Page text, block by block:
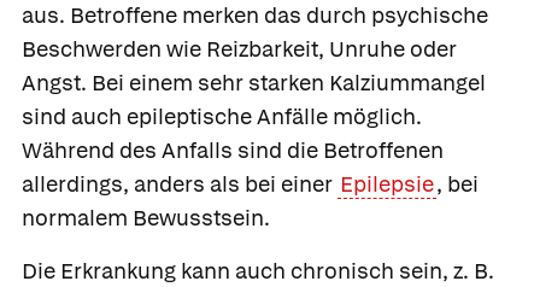
aus. Betroffene merken das durch psychische
Beschwerden wie Reizbarkeit, Unruhe oder
Angst. Bei einem sehr starken Kalziummangel
sind auch epileptische Anfälle möglich.
Während des Anfalls sind die Betroffenen
allerdings, anders als bei einer Epilepsie, bei
normalem Bewusstsein.
Die Erkrankung kann auch chronisch sein, z. B.